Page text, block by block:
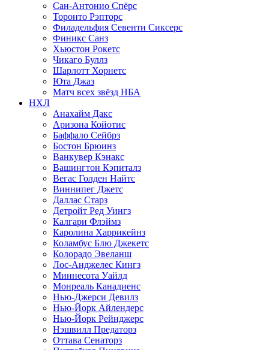
Сан-Антонио Спёрс
Торонто Рэпторс
Филадельфия Севенти Сиксерс
Финикс Санз
Хьюстон Рокетс
Чикаго Буллз
Шарлотт Хорнетс
Юта Джаз
Матч всех звёзд НБА
НХЛ
Анахайм Дакс
Аризона Койотис
Баффало Сейбрз
Бостон Брюинз
Ванкувер Кэнакс
Вашингтон Кэпиталз
Вегас Голден Найтс
Виннипег Джетс
Даллас Старз
Детройт Ред Уингз
Калгари Флэймз
Каролина Харрикейнз
Коламбус Блю Джекетс
Колорадо Эвеланш
Лос-Анджелес Кингз
Миннесота Уайлд
Монреаль Канадиенс
Нью-Джерси Девилз
Нью-Йорк Айлендерс
Нью-Йорк Рейнджерс
Нэшвилл Предаторз
Оттава Сенаторз